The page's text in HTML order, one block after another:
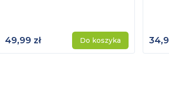
49,99 zł Do koszyka